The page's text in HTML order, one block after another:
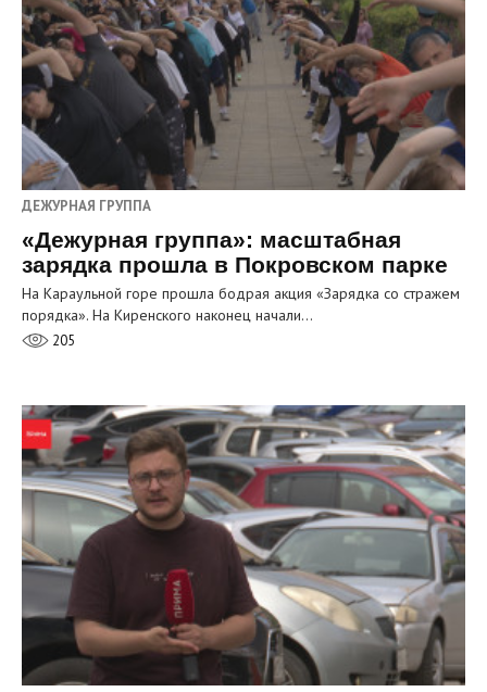
ДЕЖУРНАЯ ГРУППА
«Дежурная группа»: масштабная
зарядка прошла в Покровском парке
На Караульной горе прошла бодрая акция «Зарядка со стражем
порядка». На Киренского наконец начали…
205